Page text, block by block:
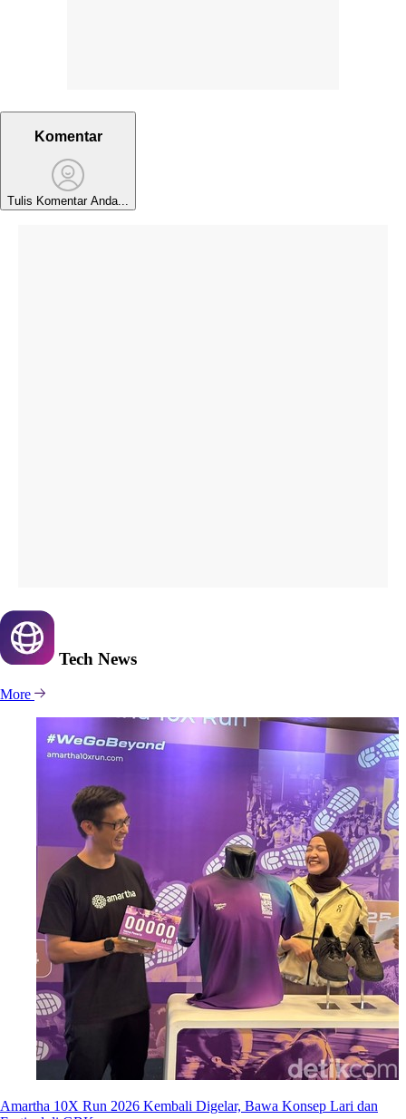
Komentar
Tulis Komentar Anda...
Tech News
More
Amartha 10X Run 2026 Kembali Digelar, Bawa Konsep Lari dan